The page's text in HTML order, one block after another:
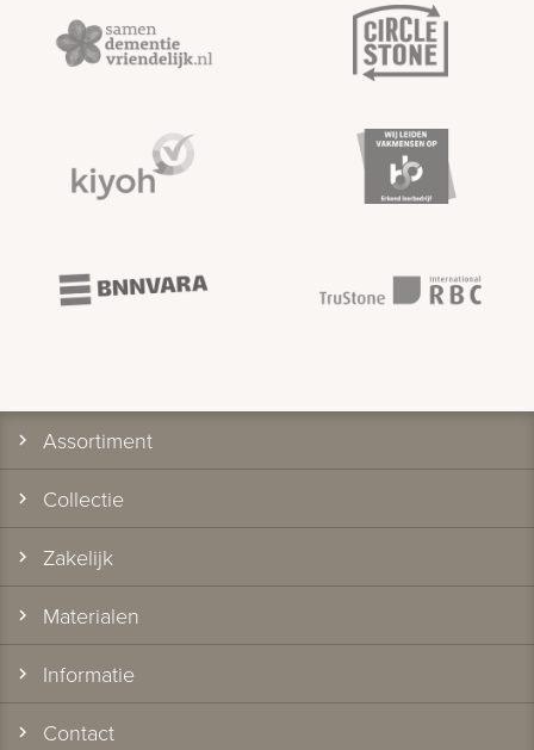
Assortiment
Collectie
Zakelijk
Materialen
Informatie
Contact